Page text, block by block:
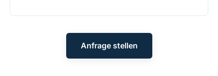
Anfrage stellen